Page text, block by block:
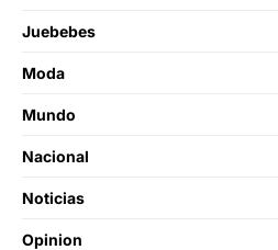
Juebebes
Moda
Mundo
Nacional
Noticias
Opinion